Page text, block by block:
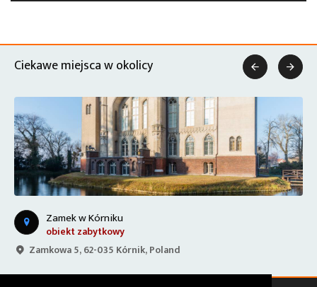
Ciekawe miejsca w okolicy
Zamek w Kórniku
obiekt zabytkowy
Zamkowa 5, 62-035 Kórnik, Poland
 